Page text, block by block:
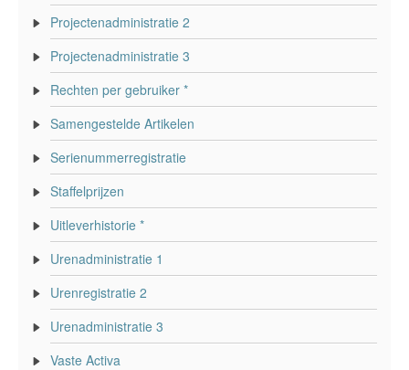
Projectenadministratie 2
Projectenadministratie 3
Rechten per gebruiker *
Samengestelde Artikelen
Serienummerregistratie
Staffelprijzen
Uitleverhistorie *
Urenadministratie 1
Urenregistratie 2
Urenadministratie 3
Vaste Activa